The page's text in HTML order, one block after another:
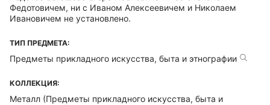
Федотовичем, ни с Иваном Алексеевичем и Николаем
Ивановичем не установлено.
ТИП ПРЕДМЕТА:
Предметы прикладного искусства, быта и этнографии
КОЛЛЕКЦИЯ:
Металл (Предметы прикладного искусства, быта и